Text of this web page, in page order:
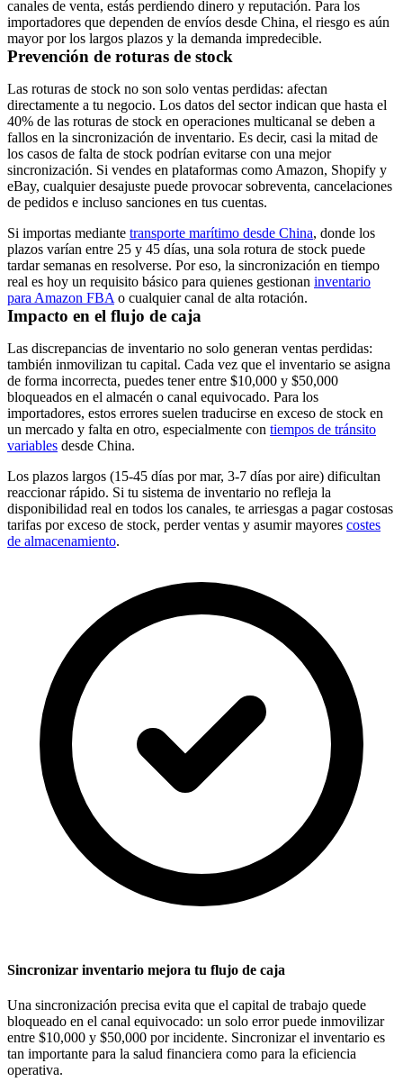
canales de venta, estás perdiendo dinero y reputación. Para los
importadores que dependen de envíos desde China, el riesgo es aún
mayor por los largos plazos y la demanda impredecible.
Prevención de roturas de stock
Las roturas de stock no son solo ventas perdidas: afectan
directamente a tu negocio. Los datos del sector indican que hasta el
40% de las roturas de stock en operaciones multicanal se deben a
fallos en la sincronización de inventario. Es decir, casi la mitad de
los casos de falta de stock podrían evitarse con una mejor
sincronización. Si vendes en plataformas como Amazon, Shopify y
eBay, cualquier desajuste puede provocar sobreventa, cancelaciones
de pedidos e incluso sanciones en tus cuentas.
Si importas mediante transporte marítimo desde China, donde los
plazos varían entre 25 y 45 días, una sola rotura de stock puede
tardar semanas en resolverse. Por eso, la sincronización en tiempo
real es hoy un requisito básico para quienes gestionan inventario
para Amazon FBA o cualquier canal de alta rotación.
Impacto en el flujo de caja
Las discrepancias de inventario no solo generan ventas perdidas:
también inmovilizan tu capital. Cada vez que el inventario se asigna
de forma incorrecta, puedes tener entre $10,000 y $50,000
bloqueados en el almacén o canal equivocado. Para los
importadores, estos errores suelen traducirse en exceso de stock en
un mercado y falta en otro, especialmente con tiempos de tránsito
variables desde China.
Los plazos largos (15-45 días por mar, 3-7 días por aire) dificultan
reaccionar rápido. Si tu sistema de inventario no refleja la
disponibilidad real en todos los canales, te arriesgas a pagar costosas
tarifas por exceso de stock, perder ventas y asumir mayores costes
de almacenamiento.
Sincronizar inventario mejora tu flujo de caja
Una sincronización precisa evita que el capital de trabajo quede
bloqueado en el canal equivocado: un solo error puede inmovilizar
entre $10,000 y $50,000 por incidente. Sincronizar el inventario es
tan importante para la salud financiera como para la eficiencia
operativa.